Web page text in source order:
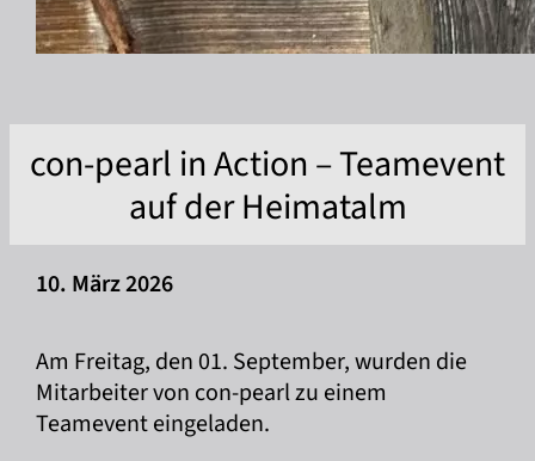
con-pearl in Action – Teamevent
auf der Heimatalm
10. März 2026
Am Freitag, den 01. September, wurden die
Mitarbeiter von con-pearl zu einem
Teamevent eingeladen.